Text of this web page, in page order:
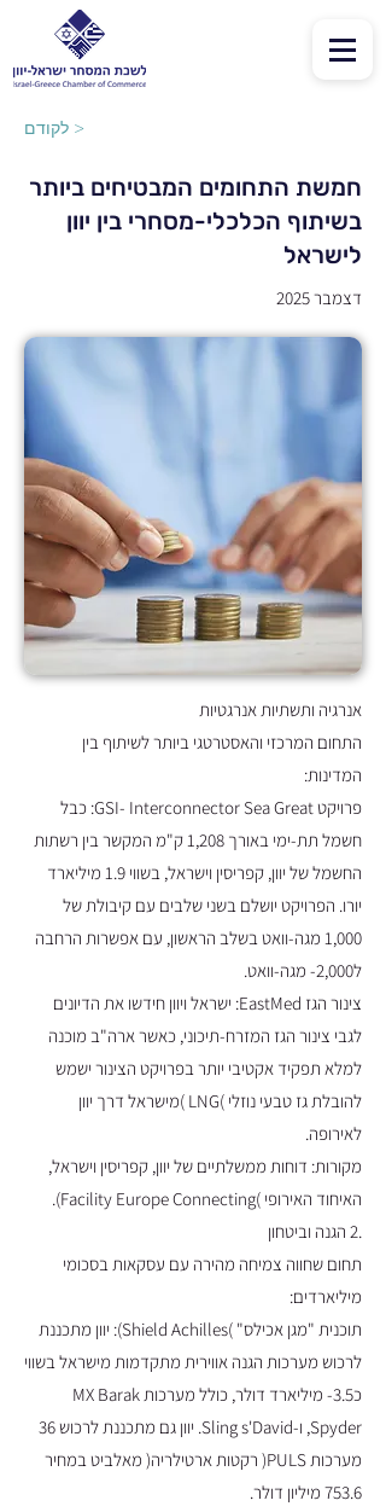
לקודם >
חמשת התחומים המבטיחים ביותר
בשיתוף הכלכלי-מסחרי בין יוון
לישראל
דצמבר 2025
אנרגיה ותשתיות אנרגטיות
התחום המרכזי והאסטרטגי ביותר לשיתוף בין
המדינות:
פרויקט GSI- Interconnector Sea Great: כבל
חשמל תת-ימי באורך 1,208 ק"מ המקשר בין רשתות
החשמל של יוון, קפריסין וישראל, בשווי 1.9 מיליארד
יורו. הפרויקט יושלם בשני שלבים עם קיבולת של
1,000 מגה-וואט בשלב הראשון, עם אפשרות הרחבה
ל2,000- מגה-וואט.
צינור הגז EastMed: ישראל ויוון חידשו את הדיונים
לגבי צינור הגז המזרח-תיכוני, כאשר ארה"ב מוכנה
למלא תפקיד אקטיבי יותר בפרויקט הצינור ישמש
להובלת גז טבעי נוזלי )LNG )מישראל דרך יוון
לאירופה.
מקורות: דוחות ממשלתיים של יוון, קפריסין וישראל,
האיחוד האירופי )Facility Europe Connecting).
.2 הגנה וביטחון
תחום שחווה צמיחה מהירה עם עסקאות בסכומי
מיליארדים:
תוכנית "מגן אכילס" )Shield Achilles): יוון מתכננת
לרכוש מערכות הגנה אווירית מתקדמות מישראל בשווי
כ3.5- מיליארד דולר, כולל מערכות MX Barak
,Spyder ו-Sling s'David. יוון גם מתכננת לרכוש 36
מערכות PULS( רקטות ארטילריה( מאלביט במחיר
753.6 מיליון דולר.